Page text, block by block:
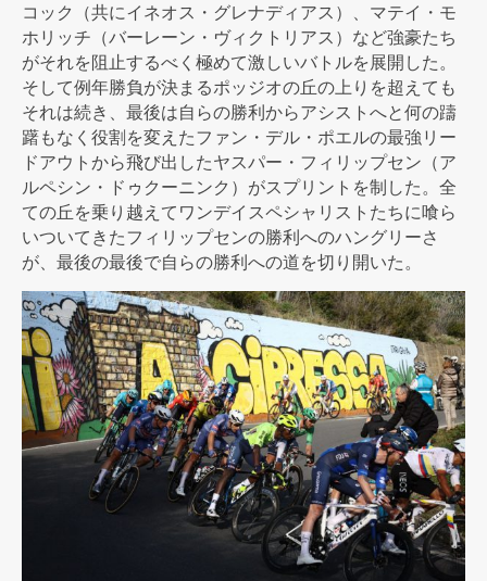
コック（共にイネオス・グレナディアス）、マテイ・モ
ホリッチ（バーレーン・ヴィクトリアス）など強豪たち
がそれを阻止するべく極めて激しいバトルを展開した。
そして例年勝負が決まるポッジオの丘の上りを超えても
それは続き、最後は自らの勝利からアシストへと何の躊
躇もなく役割を変えたファン・デル・ポエルの最強リー
ドアウトから飛び出したヤスパー・フィリップセン（ア
ルペシン・ドゥクーニンク）がスプリントを制した。全
ての丘を乗り越えてワンデイスペシャリストたちに喰ら
いついてきたフィリップセンの勝利へのハングリーさ
が、最後の最後で自らの勝利への道を切り開いた。